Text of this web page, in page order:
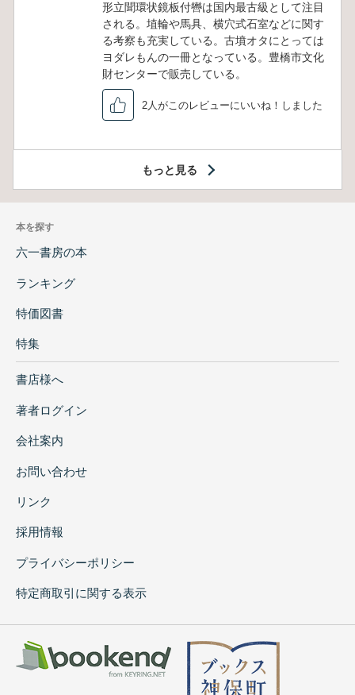
形立聞環状鏡板付轡は国内最古級として注目
される。埴輪や馬具、横穴式石室などに関す
る考察も充実している。古墳オタにとっては
ヨダレもんの一冊となっている。豊橋市文化
財センターで販売している。
2人がこのレビューにいいね！しました
もっと見る
本を探す
六一書房の本
ランキング
特価図書
特集
書店様へ
著者ログイン
会社案内
お問い合わせ
リンク
採用情報
プライバシーポリシー
特定商取引に関する表示